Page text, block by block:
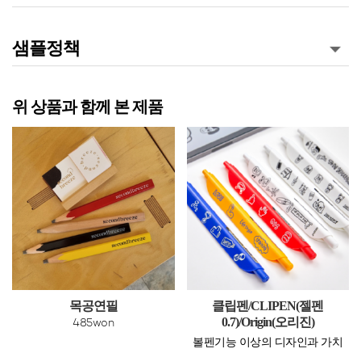
샘플정책
위 상품과 함께 본 제품
목공연필
485won
클립펜/CLIPEN(젤펜
0.7)/Origin(오리진)
볼펜기능 이상의 디자인과 가치